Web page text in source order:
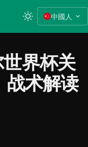
中國人
界杯关
战术解读